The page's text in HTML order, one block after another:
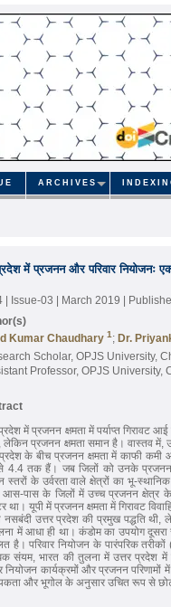
ARCHIVES
में प्रजनन और परिवार
| Issue-03 | March 2019 |
Kumar Chaudhary 1 ; Dr.
Scholar, OPJS University,
Professor, OPJS University,
में प्रजनन क्षमता में पर्याप्त
लेकिन प्रजनन क्षमता समान है। वास्तव
के बीच प्रजनन क्षमता में काफी कमी
4.4 तक हैं। जब जिलों को उनके प्रजनन
स्तरों के उर्वरता वाले क्षेत्रों का भू-
पास के जिलों में उच्च प्रजनन क्षेत्र के
था। यूपी में प्रजनन क्षमता में गिरावट
नसबंदी उत्तर प्रदेश की प्रमुख पद्धति
में आधा ही था। कंडोम का उपयोग दूसरा
है। परिवार नियोजन के पारंपरिक
संयम, भारत की तुलना में उत्तर प्रदेश में
नियोजन कार्यक्रमों और प्रजनन
और भूगोल के अनुसार उचित रूप से छोटा